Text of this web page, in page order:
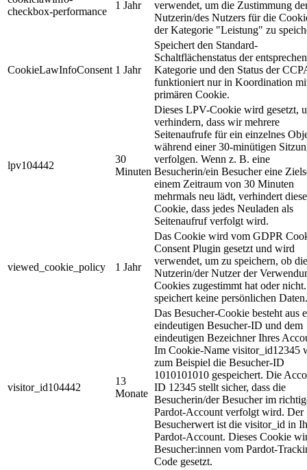
checkbox-performance
1 Jahr
verwendet, um die Zustimmung
Nutzerin/des Nutzers für die
der Kategorie "Leistung" zu
CookieLawInfoConsent 1 Jahr
Speichert den Standard-
Schaltflächenstatus der
Kategorie und den Status der
funktioniert nur in Koordination
primären Cookie.
lpv104442
30
Minuten
Dieses LPV-Cookie wird gesetzt,
verhindern, dass wir mehrere
Seitenaufrufe für ein einzelnes
während einer 30-minütigen
verfolgen. Wenn z. B. eine
Besucherin/ein Besucher eine
einem Zeitraum von 30 Minuten
mehrmals neu lädt, verhindert
Cookie, dass jedes Neuladen als
Seitenaufruf verfolgt wird.
viewed_cookie_policy 1 Jahr
Das Cookie wird vom GDPR
Consent Plugin gesetzt und wird
verwendet, um zu speichern, ob die
Nutzerin/der Nutzer der
Cookies zugestimmt hat oder
speichert keine persönlichen Daten.
visitor_id104442
13
Monate
Das Besucher-Cookie besteht aus
eindeutigen Besucher-ID und dem
eindeutigen Bezeichner Ihres
Im Cookie-Name visitor_id12345
zum Beispiel die Besucher-ID
1010101010 gespeichert. Die
ID 12345 stellt sicher, dass die
Besucherin/der Besucher im
Pardot-Account verfolgt wird. Der
Besucherwert ist die visitor_id in
Pardot-Account. Dieses Cookie
Besucher:innen vom Pardot-
Code gesetzt.